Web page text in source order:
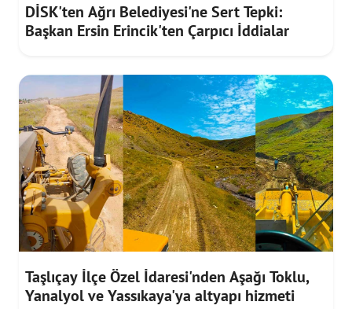
DİSK'ten Ağrı Belediyesi'ne Sert Tepki:
Başkan Ersin Erincik'ten Çarpıcı İddialar
Taşlıçay İlçe Özel İdaresi'nden Aşağı Toklu,
Yanalyol ve Yassıkaya'ya altyapı hizmeti